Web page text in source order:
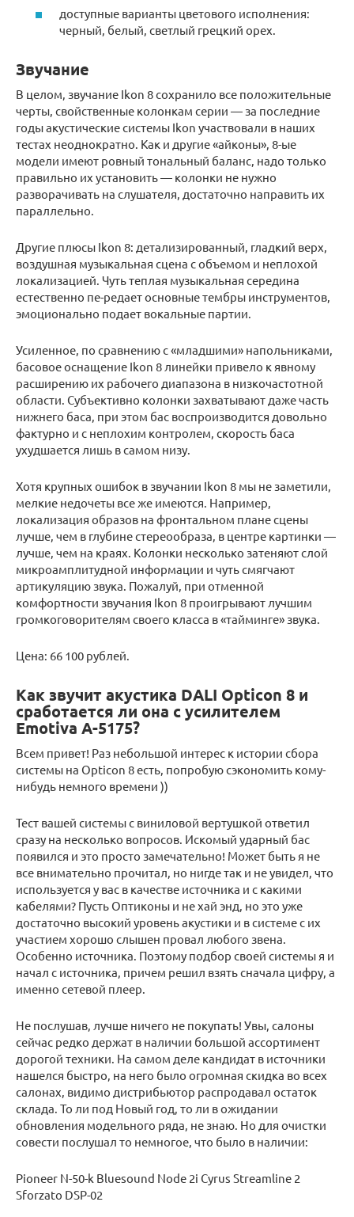
доступные варианты цветового исполнения:
черный, белый, светлый грецкий орех.
Звучание
В целом, звучание Ikon 8 сохранило все положительные
черты, свойственные колонкам серии — за последние
годы акустические системы Ikon участвовали в наших
тестах неоднократно. Как и другие «айконы», 8-ые
модели имеют ровный тональный баланс, надо только
правильно их установить — колонки не нужно
разворачивать на слушателя, достаточно направить их
параллельно.
Другие плюсы Ikon 8: детализированный, гладкий верх,
воздушная музыкальная сцена с объемом и неплохой
локализацией. Чуть теплая музыкальная середина
естественно пе-редает основные тембры инструментов,
эмоционально подает вокальные партии.
Усиленное, по сравнению с «младшими» напольниками,
басовое оснащение Ikon 8 линейки привело к явному
расширению их рабочего диапазона в низкочастотной
области. Субъективно колонки захватывают даже часть
нижнего баса, при этом бас воспроизводится довольно
фактурно и с неплохим контролем, скорость баса
ухудшается лишь в самом низу.
Хотя крупных ошибок в звучании Ikon 8 мы не заметили,
мелкие недочеты все же имеются. Например,
локализация образов на фронтальном плане сцены
лучше, чем в глубине стереообраза, в центре картинки —
лучше, чем на краях. Колонки несколько затеняют слой
микроамплитудной информации и чуть смягчают
артикуляцию звука. Пожалуй, при отменной
комфортности звучания Ikon 8 проигрывают лучшим
громкоговорителям своего класса в «тайминге» звука.
Цена: 66 100 рублей.
Как звучит акустика DALI Opticon 8 и
сработается ли она с усилителем
Emotiva A-5175?
Всем привет! Раз небольшой интерес к истории сбора
системы на Opticon 8 есть, попробую сэкономить кому-
нибудь немного времени ))
Тест вашей системы с виниловой вертушкой ответил
сразу на несколько вопросов. Искомый ударный бас
появился и это просто замечательно! Может быть я не
все внимательно прочитал, но нигде так и не увидел, что
используется у вас в качестве источника и с какими
кабелями? Пусть Оптиконы и не хай энд, но это уже
достаточно высокий уровень акустики и в системе с их
участием хорошо слышен провал любого звена.
Особенно источника. Поэтому подбор своей системы я и
начал с источника, причем решил взять сначала цифру, а
именно сетевой плеер.
Не послушав, лучше ничего не покупать! Увы, салоны
сейчас редко держат в наличии большой ассортимент
дорогой техники. На самом деле кандидат в источники
нашелся быстро, на него было огромная скидка во всех
салонах, видимо дистрибьютор распродавал остаток
склада. То ли под Новый год, то ли в ожидании
обновления модельного ряда, не знаю. Но для очистки
совести послушал то немногое, что было в наличии:
Pioneer N-50-k Bluesound Node 2i Cyrus Streamline 2
Sforzato DSP-02